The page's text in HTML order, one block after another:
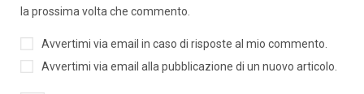
la prossima volta che commento.
Avvertimi via email in caso di risposte al mio commento.
Avvertimi via email alla pubblicazione di un nuovo articolo.